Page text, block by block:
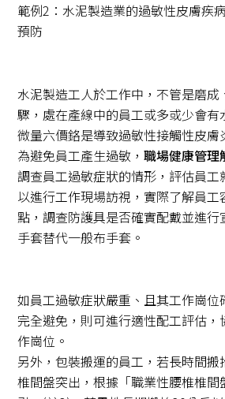
範例2：水泥製造業的過敏性皮膚疾
預防
水泥製造工人於工作中，不管是磨成
驟，處在產線中的員工或多或少會有
微量六價鉻是導致過敏性接觸性皮膚
為避免員工產生過敏，職場健康管理
調查員工過敏症狀的情形，評估員工
以進行工作現場訪視，實際了解員
點，調查防護具是否確實配戴並進行
手套替代一般布手套。
如員工過敏症狀嚴重、且其工作崗
完全避免，則可進行適性配工評估
作崗位。
另外，包裝搬運的員工，若長時間
椎間盤突出，根據「職業性腰椎椎間